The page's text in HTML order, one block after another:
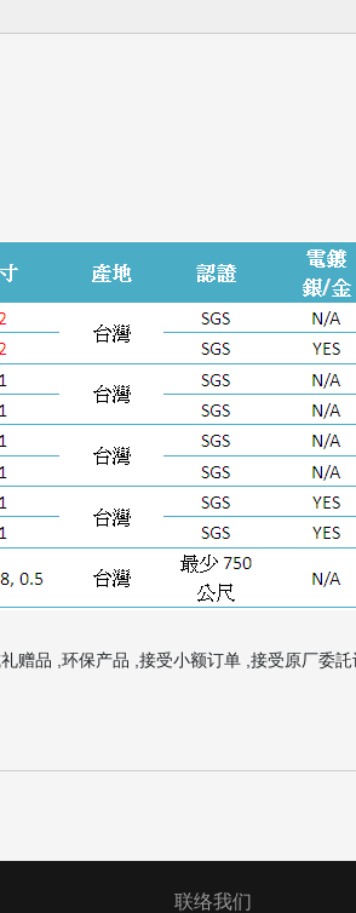
赠品 ,环保产品 ,接受小额订单 ,接受原厂委
联络我们